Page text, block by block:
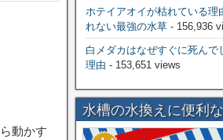
動かす
ホテイアオイが枯れている理
れない最強の水草- 156,936
白メダカはなぜすぐに死んで
理由 - 153,651 views
水槽の水換えに便利